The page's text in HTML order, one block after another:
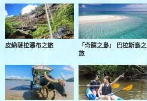
皮納薩拉瀑布之旅
「奇蹟之島」 巴拉斯島之
旅